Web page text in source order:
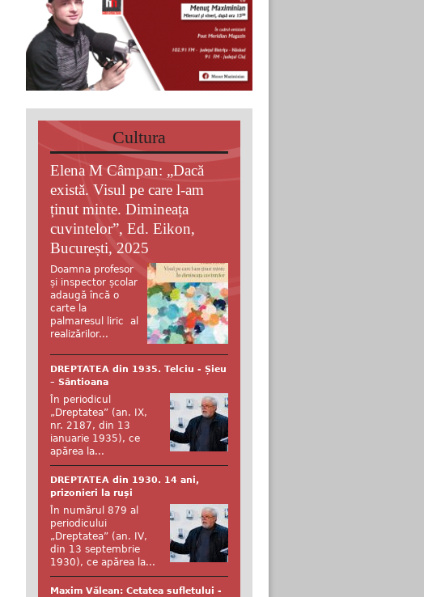
Cultura
Elena M Câmpan: „Dacă
există. Visul pe care l-am
ținut minte. Dimineața
cuvintelor”, Ed. Eikon,
București, 2025
Doamna profesor
și inspector școlar
adaugă încă o
carte la
palmaresul liric al
realizărilor...
DREPTATEA din 1935. Telciu - Șieu
– Sântioana
În periodicul
„Dreptatea” (an. IX,
nr. 2187, din 13
ianuarie 1935), ce
apărea la...
DREPTATEA din 1930. 14 ani,
prizonieri la ruși
În numărul 879 al
periodicului
„Dreptatea” (an. IV,
din 13 septembrie
1930), ce apărea la...
Maxim Vălean: Cetatea sufletului -